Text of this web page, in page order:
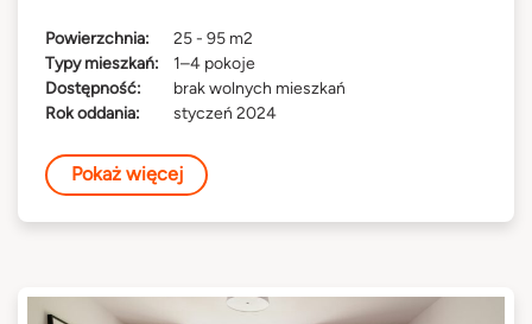
Powierzchnia:
25 - 95 m2
Typy mieszkań:
1–4 pokoje
Dostępność:
brak wolnych mieszkań
Rok oddania:
styczeń 2024
Pokaż więcej